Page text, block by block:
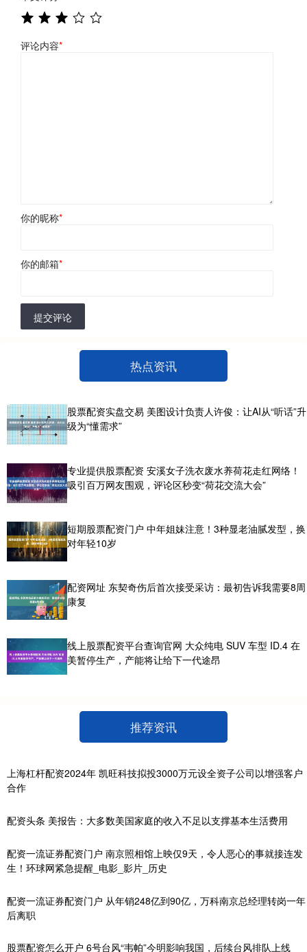
评论内容*
你的昵称*
你的邮箱*
提交评论
热点资讯
股票配资实盘交易 美图设计负责人许俊：让AI从“听话”升
级为“懂需求”
专业提供股票配资 安溪女子洗衣废水养荷花走红网络！
吸引百万网友围观，评论区秒变“荷花交流大会”
短期股票配资门户 中年姐妹注意！3种显老油腻发型，换
对年轻10岁
配资网址 东契奇伤后首次接受采访：最初告诉我需要8周
康复
线上股票配资平台查询官网 大众纯电 SUV 车型 ID.4 在
美暂停生产，产能将让给下一代途昂
推荐资讯
上海杠杆配资2024年 凯旺科技拟投3000万元设全资子公司以增强客户
合作
配资头条 美报告：大多数美国家庭的收入不足以支撑基本生活费用
配资一流证券配资门户 南京照相馆上映仅9天，令人恶心的事就接连发
生！环球网紧急提醒_电影_影片_历史
配资一流证券配资门户 从年销248亿到90亿，万科南京总经理转岗一年
后离职
股票配资怎么开户 6号台风“韦帕”今明影响我国，后续台风排队上线